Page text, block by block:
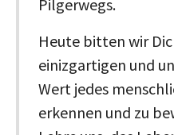
Pilgerwegs.
Heute bitten wir
einizgartigen und
Wert jedes
erkennen und zu